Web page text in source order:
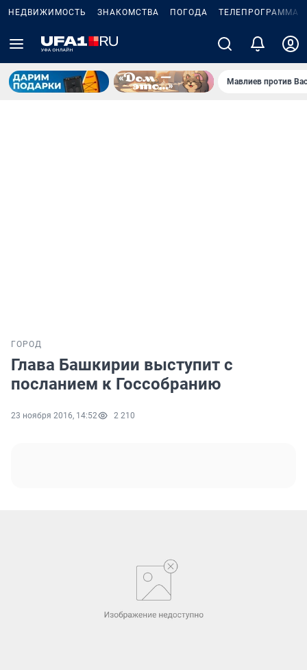
НЕДВИЖИМОСТЬ ЗНАКОМСТВА ПОГОДА ТЕЛЕПРОГРАММА
Мавлиев против
ГОРОД
Глава Башкирии выступит с
посланием к Госсобранию
23 ноября 2016, 14:52 2 210